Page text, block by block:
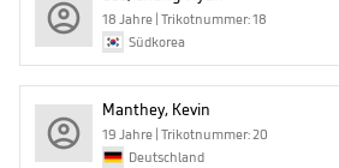
18 Jahre | Trikotnummer: 18
Südkorea
Manthey, Kevin
19 Jahre | Trikotnummer: 20
Deutschland